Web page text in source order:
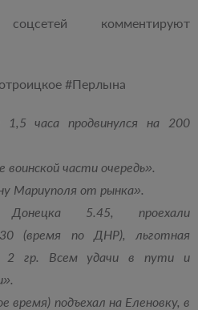
соцсетей комментируют
#‎Перлына
1,5 часа продвинулся на 200
воинской части очередь».
Мариуполя от рынка».
5.45, проехали
(время по ДНР), льготная
2 гр. Всем удачи в пути и
время) подъехал на Еленовку, в